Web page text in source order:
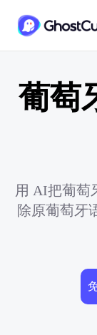
葡萄
用 AI把葡萄
除原葡萄牙